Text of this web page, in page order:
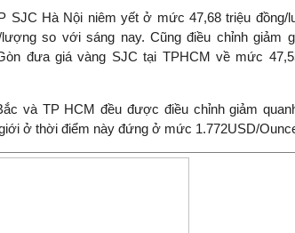
SJC Hà Nội niêm yết ở mức 47,68 triệu đồng/
so với sáng nay. Cũng điều chỉnh giảm
đưa giá vàng SJC tại TPHCM về mức
và TP HCM đều được điều chỉnh giảm
ở thời điểm này đứng ở mức 1.772USD/